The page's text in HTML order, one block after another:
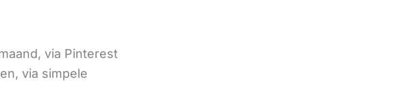
via Pinterest
via simpele